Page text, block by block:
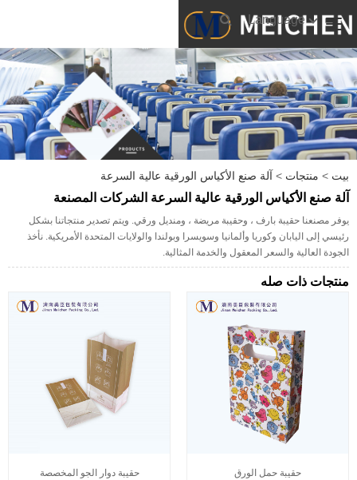
Language
بيت > منتجات > آلة صنع الأكياس الورقية عالية السرعة
آلة صنع الأكياس الورقية عالية السرعة الشركات المصنعة
يوفر مصنعنا حقيبة بارف ، وحقيبة مريضة ، ومنديل ورقي. ويتم تصدير منتجاتنا بشكل
رئيسي إلى اليابان وكوريا وألمانيا وسويسرا وبولندا والولايات المتحدة الأمريكية. نأخذ
الجودة العالية والسعر المعقول والخدمة المثالية.
منتجات ذات صله
حقيبة حمل الورق حقيبة دوار الجو المخصصة